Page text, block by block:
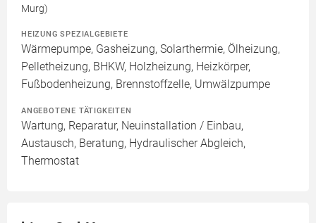
Murg)
HEIZUNG SPEZIALGEBIETE
Wärmepumpe, Gasheizung, Solarthermie, Ölheizung,
Pelletheizung, BHKW, Holzheizung, Heizkörper,
Fußbodenheizung, Brennstoffzelle, Umwälzpumpe
ANGEBOTENE TÄTIGKEITEN
Wartung, Reparatur, Neuinstallation / Einbau,
Austausch, Beratung, Hydraulischer Abgleich,
Thermostat